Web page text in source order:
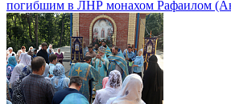
погибшим в ЛНР монахом Рафаилом